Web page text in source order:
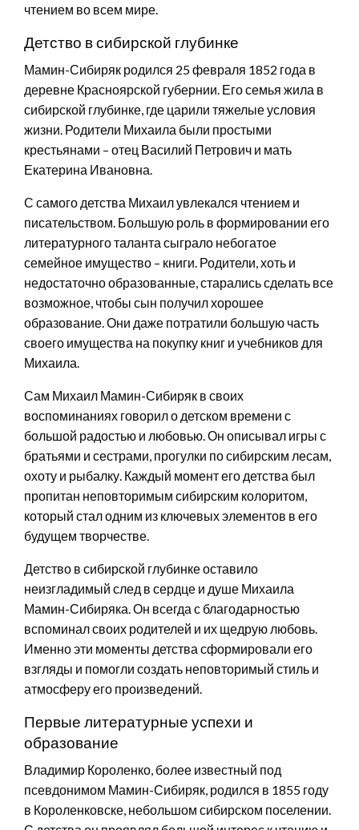
чтением во всем мире.
Детство в сибирской глубинке
Мамин-Сибиряк родился 25 февраля 1852 года в
деревне Красноярской губернии. Его семья жила в
сибирской глубинке, где царили тяжелые условия
жизни. Родители Михаила были простыми
крестьянами – отец Василий Петрович и мать
Екатерина Ивановна.
С самого детства Михаил увлекался чтением и
писательством. Большую роль в формировании его
литературного таланта сыграло небогатое
семейное имущество – книги. Родители, хоть и
недостаточно образованные, старались сделать все
возможное, чтобы сын получил хорошее
образование. Они даже потратили большую часть
своего имущества на покупку книг и учебников для
Михаила.
Сам Михаил Мамин-Сибиряк в своих
воспоминаниях говорил о детском времени с
большой радостью и любовью. Он описывал игры с
братьями и сестрами, прогулки по сибирским лесам,
охоту и рыбалку. Каждый момент его детства был
пропитан неповторимым сибирским колоритом,
который стал одним из ключевых элементов в его
будущем творчестве.
Детство в сибирской глубинке оставило
неизгладимый след в сердце и душе Михаила
Мамин-Сибиряка. Он всегда с благодарностью
вспоминал своих родителей и их щедрую любовь.
Именно эти моменты детства сформировали его
взгляды и помогли создать неповторимый стиль и
атмосферу его произведений.
Первые литературные успехи и
образование
Владимир Короленко, более известный под
псевдонимом Мамин-Сибиряк, родился в 1855 году
в Короленковске, небольшом сибирском поселении.